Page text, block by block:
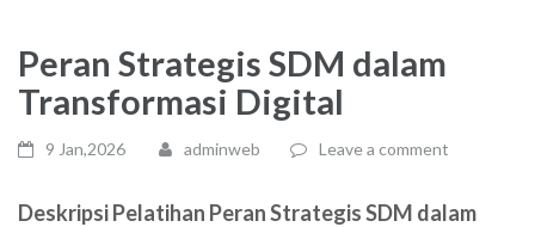
Peran Strategis SDM dalam
Transformasi Digital
9 Jan,2026 adminweb Leave a comment
Deskripsi Pelatihan Peran Strategis SDM dalam